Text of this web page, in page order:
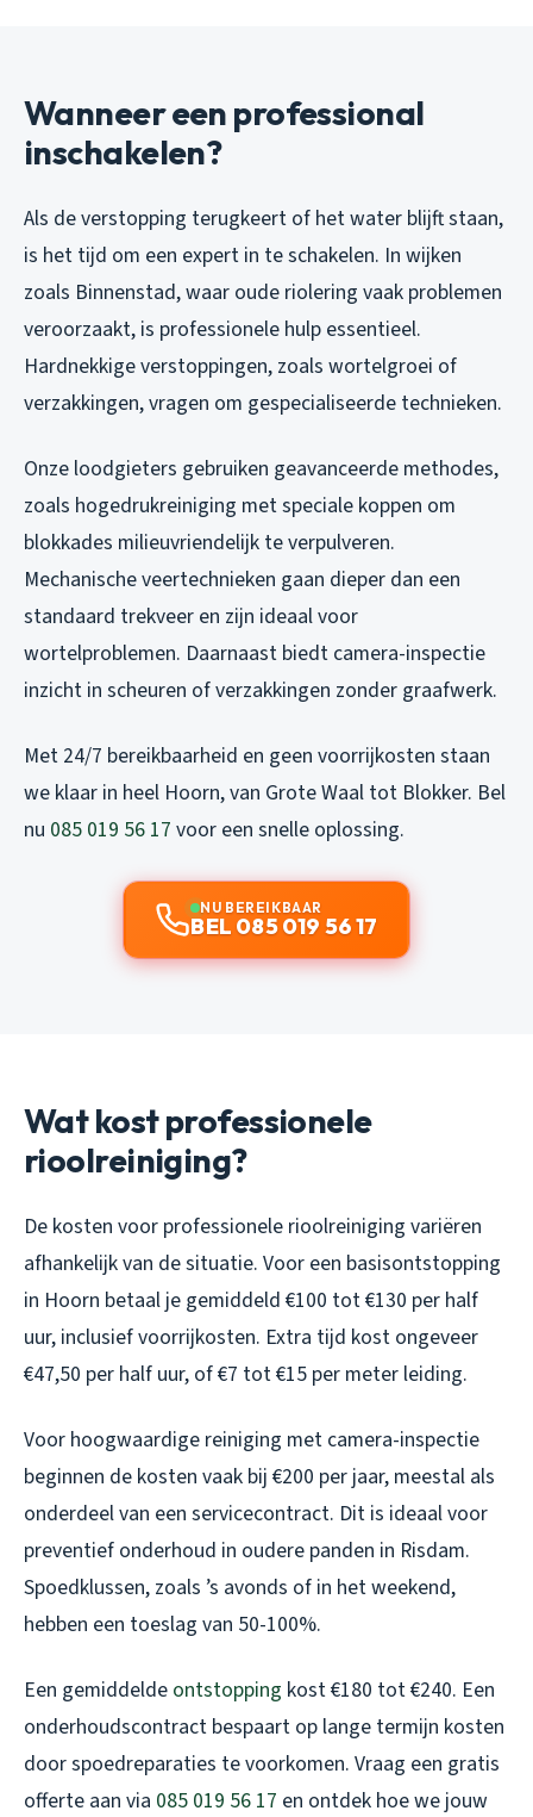
Wanneer een professional
inschakelen?
Als de verstopping terugkeert of het water blijft staan,
is het tijd om een expert in te schakelen. In wijken
zoals Binnenstad, waar oude riolering vaak problemen
veroorzaakt, is professionele hulp essentieel.
Hardnekkige verstoppingen, zoals wortelgroei of
verzakkingen, vragen om gespecialiseerde technieken.
Onze loodgieters gebruiken geavanceerde methodes,
zoals hogedrukreiniging met speciale koppen om
blokkades milieuvriendelijk te verpulveren.
Mechanische veertechnieken gaan dieper dan een
standaard trekveer en zijn ideaal voor
wortelproblemen. Daarnaast biedt camera-inspectie
inzicht in scheuren of verzakkingen zonder graafwerk.
Met 24/7 bereikbaarheid en geen voorrijkosten staan
we klaar in heel Hoorn, van Grote Waal tot Blokker. Bel
nu 085 019 56 17 voor een snelle oplossing.
NU BEREIKBAAR
BEL 085 019 56 17
Wat kost professionele
rioolreiniging?
De kosten voor professionele rioolreiniging variëren
afhankelijk van de situatie. Voor een basisontstopping
in Hoorn betaal je gemiddeld €100 tot €130 per half
uur, inclusief voorrijkosten. Extra tijd kost ongeveer
€47,50 per half uur, of €7 tot €15 per meter leiding.
Voor hoogwaardige reiniging met camera-inspectie
beginnen de kosten vaak bij €200 per jaar, meestal als
onderdeel van een servicecontract. Dit is ideaal voor
preventief onderhoud in oudere panden in Risdam.
Spoedklussen, zoals ’s avonds of in het weekend,
hebben een toeslag van 50-100%.
Een gemiddelde ontstopping kost €180 tot €240. Een
onderhoudscontract bespaart op lange termijn kosten
door spoedreparaties te voorkomen. Vraag een gratis
offerte aan via 085 019 56 17 en ontdek hoe we jouw